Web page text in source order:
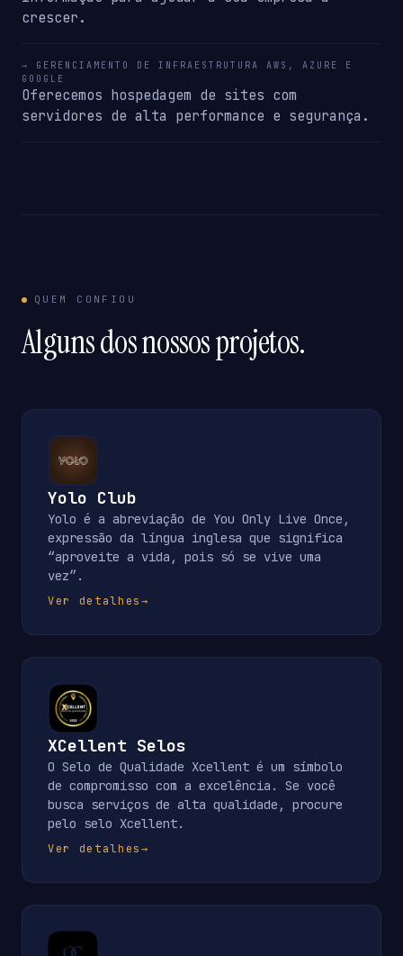
crescer.
→ GERENCIAMENTO DE INFRAESTRUTURA AWS, AZURE E
GOOGLE
Oferecemos hospedagem de sites com
servidores de alta performance e segurança.
QUEM CONFIOU
Alguns dos nossos projetos.
Yolo Club
Yolo é a abreviação de You Only Live Once,
expressão da língua inglesa que significa
“aproveite a vida, pois só se vive uma
vez”.
Ver detalhes→
XCellent Selos
O Selo de Qualidade Xcellent é um símbolo
de compromisso com a excelência. Se você
busca serviços de alta qualidade, procure
pelo selo Xcellent.
Ver detalhes→